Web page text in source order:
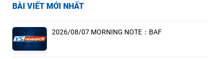
BÀI VIẾT MỚI NHẤT
2026/08/07 MORNING NOTE：BAF